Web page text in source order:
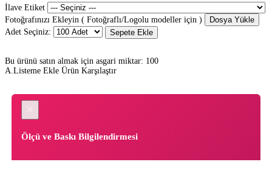
İlave Etiket
Fotoğrafınızı Ekleyin ( Fotoğraflı/Logolu modeller için )
Dosya Yükle
Adet Seçiniz:
Sepete Ekle
Bu ürünü satın almak için asgari miktar: 100
A.Listeme Ekle Ürün Karşılaştır
Ölçü ve Baskı Bilgilendirmesi